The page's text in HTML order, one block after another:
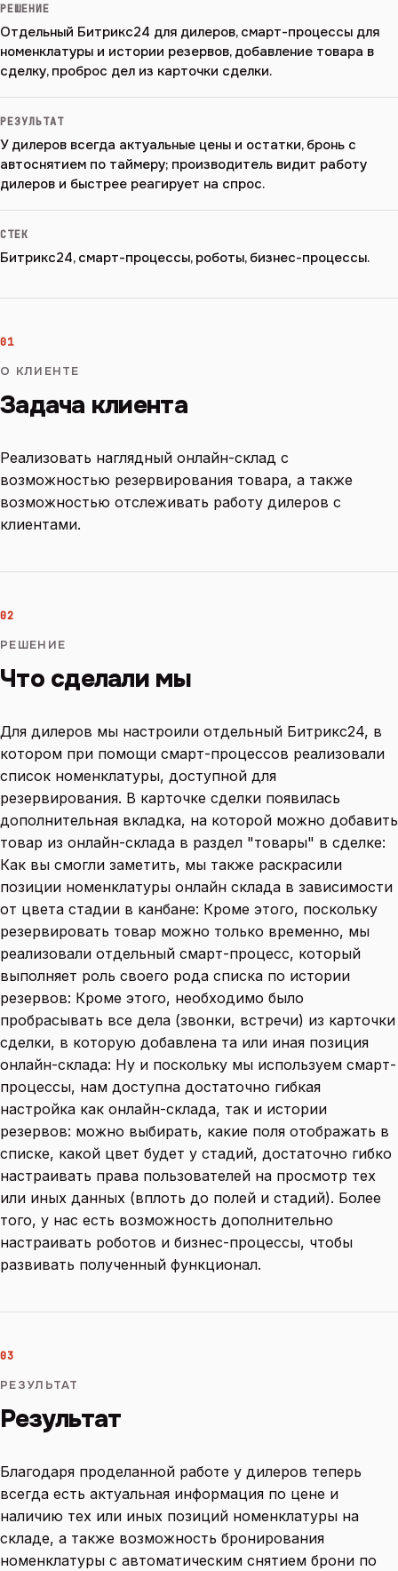
РЕШЕНИЕ
Отдельный Битрикс24 для дилеров, смарт-процессы для
номенклатуры и истории резервов, добавление товара в
сделку, проброс дел из карточки сделки.
РЕЗУЛЬТАТ
У дилеров всегда актуальные цены и остатки, бронь с
автоснятием по таймеру; производитель видит работу
дилеров и быстрее реагирует на спрос.
СТЕК
Битрикс24, смарт-процессы, роботы, бизнес-процессы.
01
О КЛИЕНТЕ
Задача клиента
Реализовать наглядный онлайн-склад с
возможностью резервирования товара, а также
возможностью отслеживать работу дилеров с
клиентами.
02
РЕШЕНИЕ
Что сделали мы
Для дилеров мы настроили отдельный Битрикс24, в
котором при помощи смарт-процессов реализовали
список номенклатуры, доступной для
резервирования. В карточке сделки появилась
дополнительная вкладка, на которой можно добавить
товар из онлайн-склада в раздел "товары" в сделке:
Как вы смогли заметить, мы также раскрасили
позиции номенклатуры онлайн склада в зависимости
от цвета стадии в канбане: Кроме этого, поскольку
резервировать товар можно только временно, мы
реализовали отдельный смарт-процесс, который
выполняет роль своего рода списка по истории
резервов: Кроме этого, необходимо было
пробрасывать все дела (звонки, встречи) из карточки
сделки, в которую добавлена та или иная позиция
онлайн-склада: Ну и поскольку мы используем смарт-
процессы, нам доступна достаточно гибкая
настройка как онлайн-склада, так и истории
резервов: можно выбирать, какие поля отображать в
списке, какой цвет будет у стадий, достаточно гибко
настраивать права пользователей на просмотр тех
или иных данных (вплоть до полей и стадий). Более
того, у нас есть возможность дополнительно
настраивать роботов и бизнес-процессы, чтобы
развивать полученный функционал.
03
РЕЗУЛЬТАТ
Результат
Благодаря проделанной работе у дилеров теперь
всегда есть актуальная информация по цене и
наличию тех или иных позиций номенклатуры на
складе, а также возможность бронирования
номенклатуры с автоматическим снятием брони по